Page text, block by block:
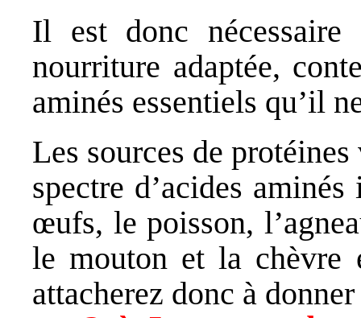
Il est donc nécessaire
nourriture adaptée,
aminés essentiels qu’il
Les sources de
spectre d’acides
œufs, le poisson,
le mouton et la chèvre
attacherez donc à